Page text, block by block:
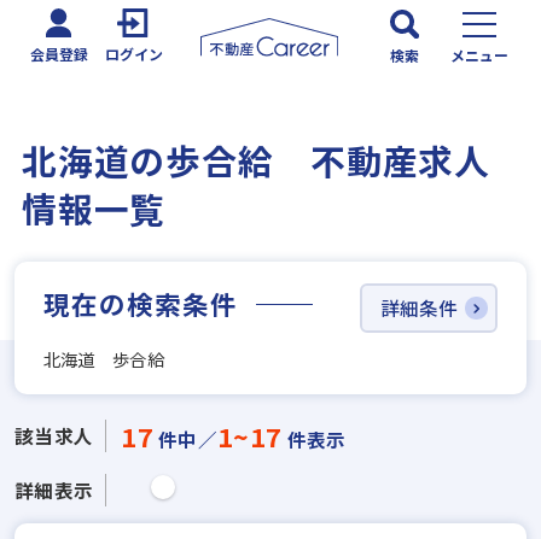
会員登録 ログイン 検索 メニュー
北海道の歩合給 不動産求人
情報一覧
現在の検索条件
北海道 歩合給
詳細条件
該当求人 17 件中／1~17 件表示
詳細表示